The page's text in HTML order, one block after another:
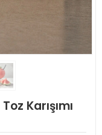
Karışımı